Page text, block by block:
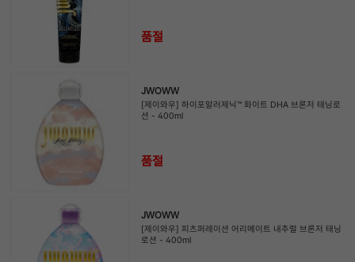
품절
JWOWW
[제이와우] 하이포알러제닉™ 화이트 DHA 브론저 태닝로
션 - 400ml
품절
JWOWW
[제이와우] 피츠퍼레이션 어리메이트 내추럴 브론저 태닝
로션 - 400ml